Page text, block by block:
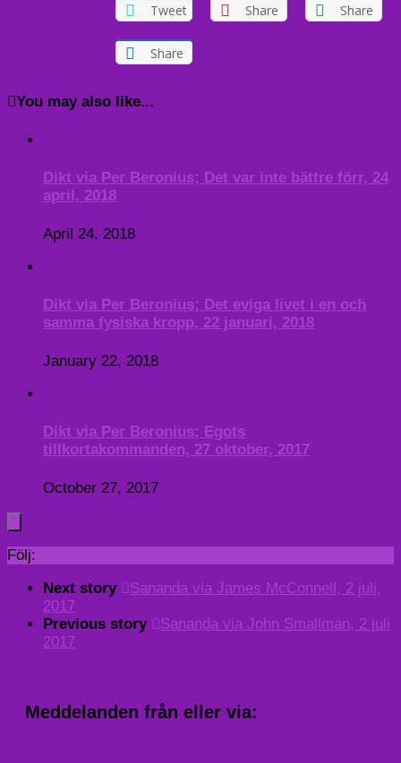
Tweet
Share Share
Share
You may also like...
Dikt via Per Beronius; Det var inte bättre förr, 24
april, 2018
April 24, 2018
Dikt via Per Beronius; Det eviga livet i en och
samma fysiska kropp, 22 januari, 2018
January 22, 2018
Dikt via Per Beronius; Egots
tillkortakommanden, 27 oktober, 2017
October 27, 2017
Följ:
Next story
Sananda via James McConnell, 2 juli,
2017
Previous story
Sananda via John Smallman, 2 juli
2017
Meddelanden från eller via: